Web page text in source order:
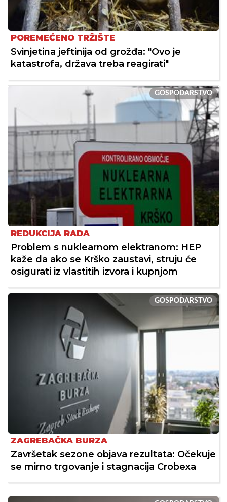
POREMEĆENO TRŽIŠTE
Svinjetina jeftinija od grožđa: "Ovo je
katastrofa, država treba reagirati"
GOSPODARSTVO
REDUKCIJA RADA
Problem s nuklearnom elektranom: HEP
kaže da ako se Krško zaustavi, struju će
osigurati iz vlastitih izvora i kupnjom
GOSPODARSTVO
ZAGREBAČKA BURZA
Završetak sezone objava rezultata: Očekuje
se mirno trgovanje i stagnacija Crobexa